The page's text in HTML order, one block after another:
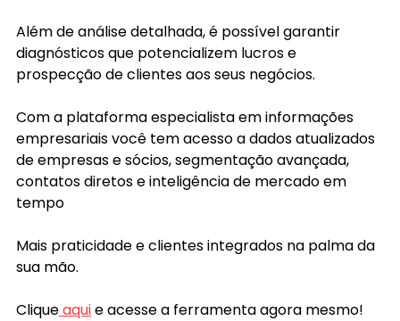
Além de análise detalhada, é possível garantir
diagnósticos que potencializem lucros e
prospecção de clientes aos seus negócios.
Com a plataforma especialista em informações
empresariais você tem acesso a dados atualizados
de empresas e sócios, segmentação avançada,
contatos diretos e inteligência de mercado em
tempo
Mais praticidade e clientes integrados na palma da
sua mão.
Clique aquie acesse a ferramenta agora mesmo!